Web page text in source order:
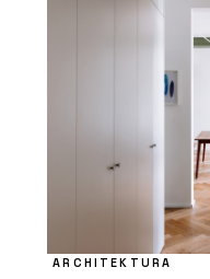
ARCHITEKTURA